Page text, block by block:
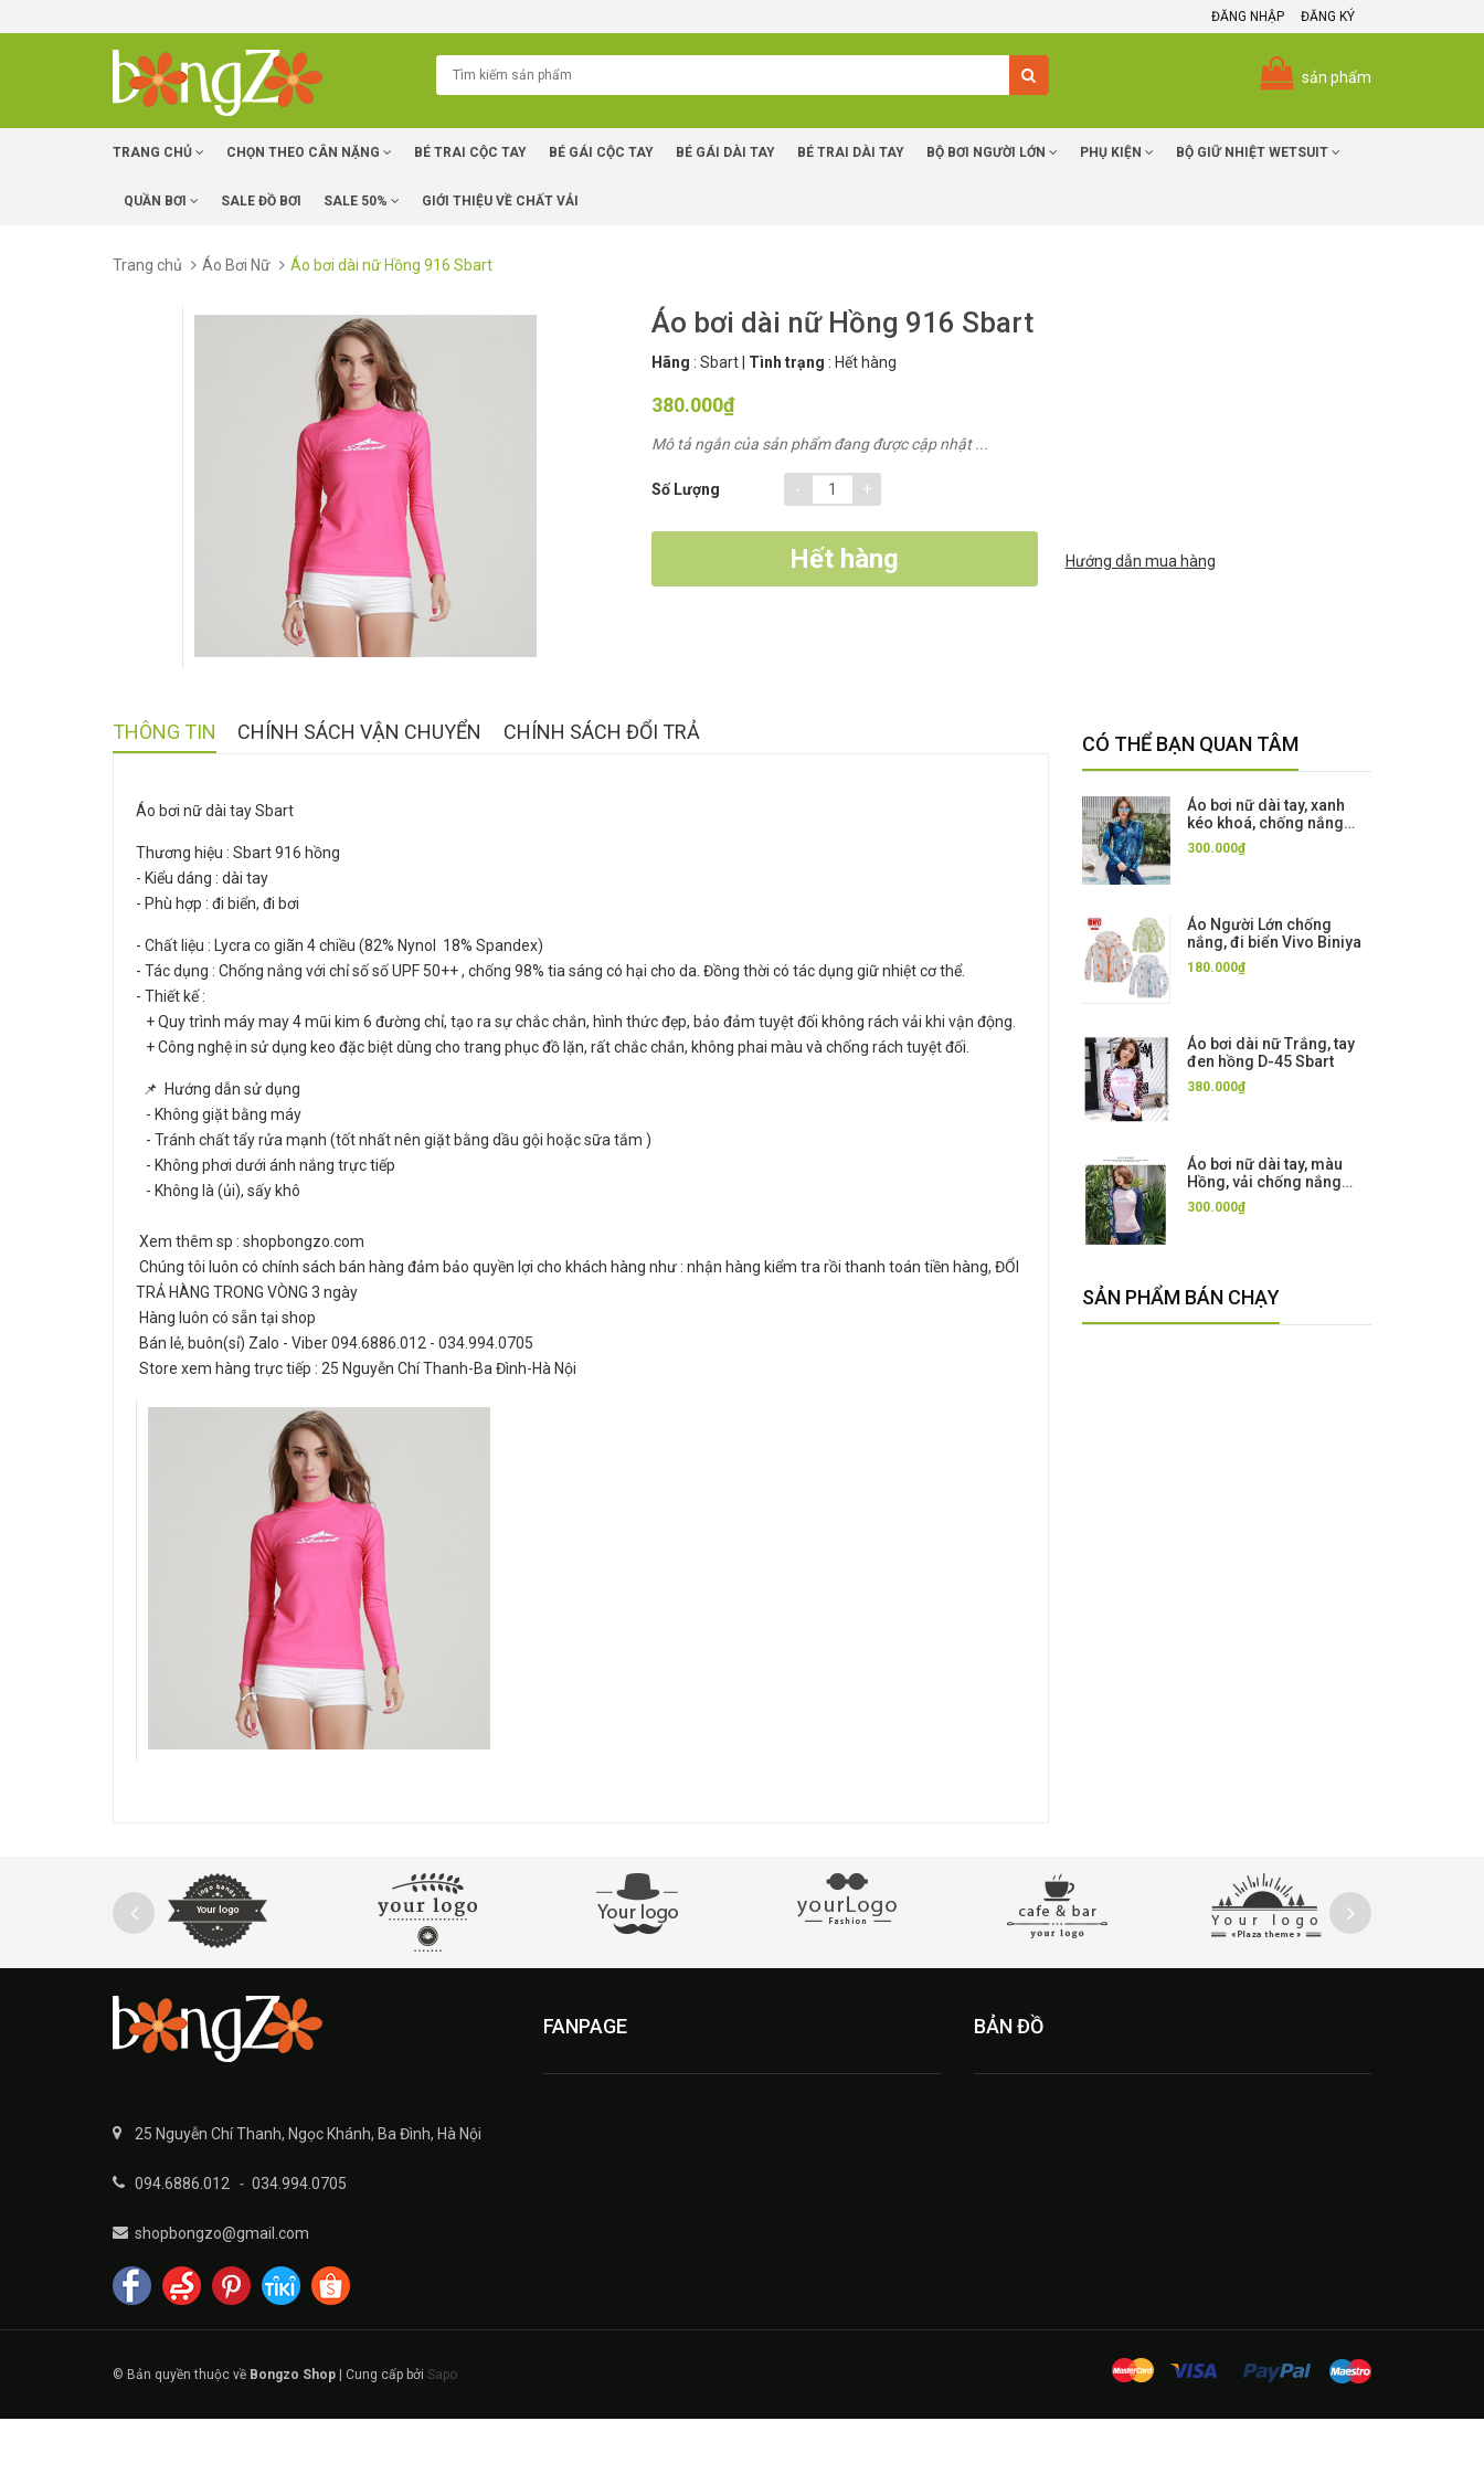
ĐĂNG NHẬP ĐĂNG KÝ
sản phẩm
TRANG CHỦ CHỌN THEO CÂN NẶNG BÉ TRAI CỘC TAY BÉ GÁI CỘC TAY BÉ GÁI DÀI TAY BÉ TRAI DÀI TAY BỘ BƠI NGƯỜI LỚN PHỤ KIỆN BỘ GIỮ NHIỆT WETSUIT
QUẦN BƠI SALE ĐỒ BƠI SALE 50% GIỚI THIỆU VỀ CHẤT VẢI
Trang chủ Áo Bơi Nữ Áo bơi dài nữ Hồng 916 Sbart
Áo bơi dài nữ Hồng 916 Sbart
Hãng : Sbart| Tình trạng : Hết hàng
380.000₫
Mô tả ngắn của sản phẩm đang được cập nhật ...
Số Lượng - +
Hết hàng Hướng dẫn mua hàng
THÔNG TIN CHÍNH SÁCH VẬN CHUYỂN CHÍNH SÁCH ĐỔI TRẢ
Áo bơi nữ dài tay Sbart
Thương hiệu : Sbart 916 hồng
- Kiểu dáng : dài tay
- Phù hợp : đi biển, đi bơi
- Chất liệu : Lycra co giãn 4 chiều (82% Nynol 18% Spandex)
- Tác dụng : Chống nắng với chỉ số số UPF 50++ , chống 98% tia sáng có hại cho da. Đồng thời có tác dụng giữ nhiệt cơ thể.
- Thiết kế :
+ Quy trình máy may 4 mũi kim 6 đường chỉ, tạo ra sự chắc chắn, hình thức đẹp, bảo đảm tuyệt đối không rách vải khi vận động.
+ Công nghệ in sử dụng keo đặc biệt dùng cho trang phục đồ lặn, rất chắc chắn, không phai màu và chống rách tuyệt đối.
📌 Hướng dẫn sử dụng
- Không giặt bằng máy
- Tránh chất tẩy rửa mạnh (tốt nhất nên giặt bằng dầu gội hoặc sữa tắm )
- Không phơi dưới ánh nắng trực tiếp
- Không là (ủi), sấy khô
Xem thêm sp : shopbongzo.com
Chúng tôi luôn có chính sách bán hàng đảm bảo quyền lợi cho khách hàng như : nhận hàng kiểm tra rồi thanh toán tiền hàng, ĐỔI
TRẢ HÀNG TRONG VÒNG 3 ngày
Hàng luôn có sẵn tại shop
Bán lẻ, buôn(sỉ) Zalo - Viber 094.6886.012 - 034.994.0705
Store xem hàng trực tiếp : 25 Nguyễn Chí Thanh-Ba Đình-Hà Nội
CÓ THỂ BẠN QUAN TÂM
Áo bơi nữ dài tay, xanh
kéo khoá, chống nắng
UPF 50++, kháng Clo
Sbart 9023
300.000₫
Áo Người Lớn chống
nắng, đi biển Vivo Biniya
180.000₫
Áo bơi dài nữ Trắng, tay
đen hồng D-45 Sbart
380.000₫
Áo bơi nữ dài tay, màu
Hồng, vải chống nắng
UPF 50+, kháng CLo,
Sbart
300.000₫
SẢN PHẨM BÁN CHẠY
25 Nguyễn Chí Thanh, Ngọc Khánh, Ba Đình, Hà Nội
094.6886.012 - 034.994.0705
shopbongzo@gmail.com
FANPAGE BẢN ĐỒ
© Bản quyền thuộc về Bongzo Shop Cung cấp bởi Sapo